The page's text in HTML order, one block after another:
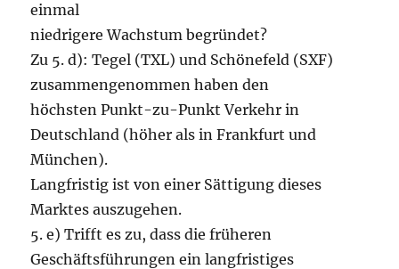
einmal
niedrigere Wachstum begründet?
Zu 5. d): Tegel (TXL) und Schönefeld (SXF)
zusammengenommen haben den
höchsten Punkt-zu-Punkt Verkehr in
Deutschland (höher als in Frankfurt und
München).
Langfristig ist von einer Sättigung dieses
Marktes auszugehen.
5. e) Trifft es zu, dass die früheren
Geschäftsführungen ein langfristiges